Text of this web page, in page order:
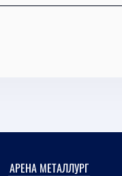
АРЕНА МЕТАЛЛУРГ